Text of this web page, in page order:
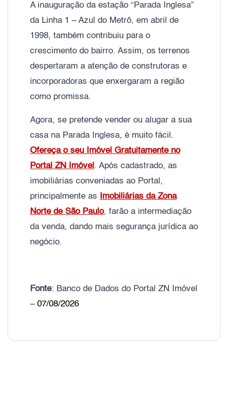
A inauguração da estação “Parada Inglesa”
da Linha 1 – Azul do Metrô, em abril de
1998, também contribuiu para o
crescimento do bairro. Assim, os terrenos
despertaram a atenção de construtoras e
incorporadoras que enxergaram a região
como promissa.
Agora, se pretende vender ou alugar a sua
casa na Parada Inglesa, é muito fácil.
Ofereça o seu Imóvel Gratuitamente no
Portal ZN Imóvel . Após cadastrado, as
imobiliárias conveniadas ao Portal,
principalmente as
Imobiliárias da Zona
Norte de São Paulo, farão a intermediação
da venda, dando mais segurança jurídica ao
negócio.
Fonte: Banco de Dados do Portal ZN Imóvel
– 07/08/2026